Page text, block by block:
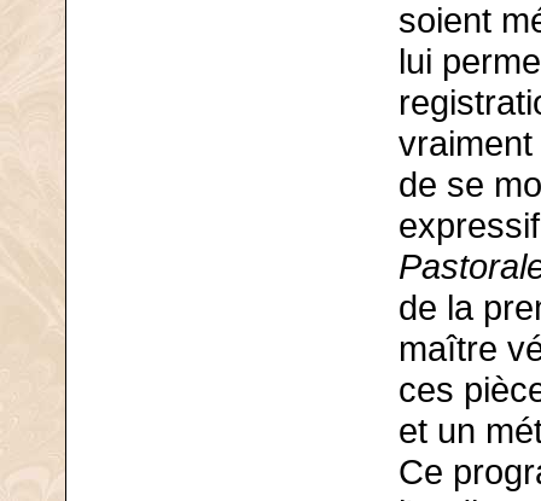
soient
lui
de se
de la
maître
ces
et un
Ce